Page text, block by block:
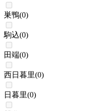
巣鴨(0)
駒込(0)
田端(0)
西日暮里(0)
日暮里(0)